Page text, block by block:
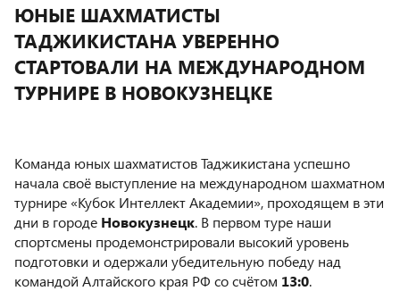
ЮНЫЕ ШАХМАТИСТЫ
ТАДЖИКИСТАНА УВЕРЕННО
СТАРТОВАЛИ НА МЕЖДУНАРОДНОМ
ТУРНИРЕ В НОВОКУЗНЕЦКЕ
Команда юных шахматистов Таджикистана успешно
начала своё выступление на международном шахматном
турнире «Кубок Интеллект Академии», проходящем в эти
дни в городе Новокузнецк. В первом туре наши
спортсмены продемонстрировали высокий уровень
подготовки и одержали убедительную победу над
командой Алтайского края РФ со счётом 13:0.